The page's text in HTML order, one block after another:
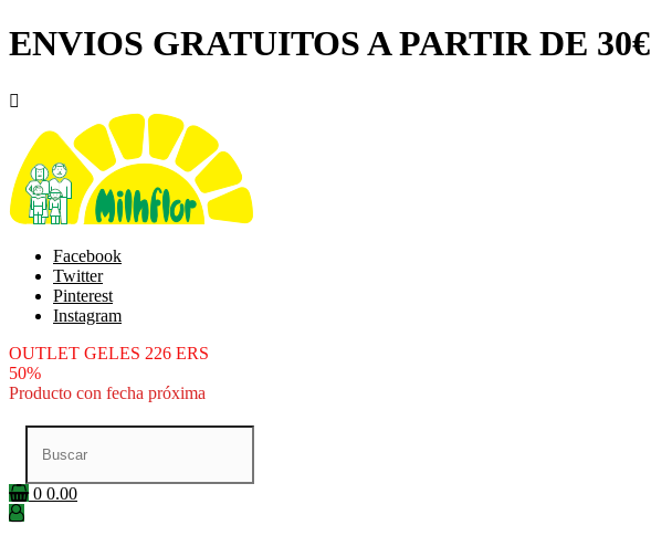
ENVIOS GRATUITOS A PARTIR DE 30€

Facebook
Twitter
Pinterest
Instagram
OUTLET GELES 226 ERS
50%
Producto con fecha próxima
0 0.00